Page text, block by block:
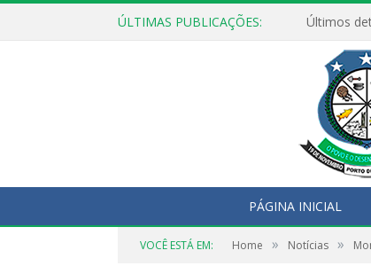
ÚLTIMAS PUBLICAÇÕES: Últimos
PÁGINA INICIAL
VOCÊ ESTÁ EM: Home » Notícias »